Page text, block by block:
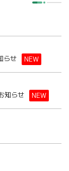
らせ NEW
知らせ NEW